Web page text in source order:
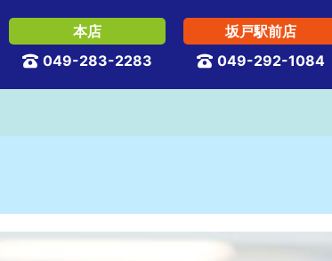
本店
 049-283-2283
坂戸駅前店
 049-292-1084